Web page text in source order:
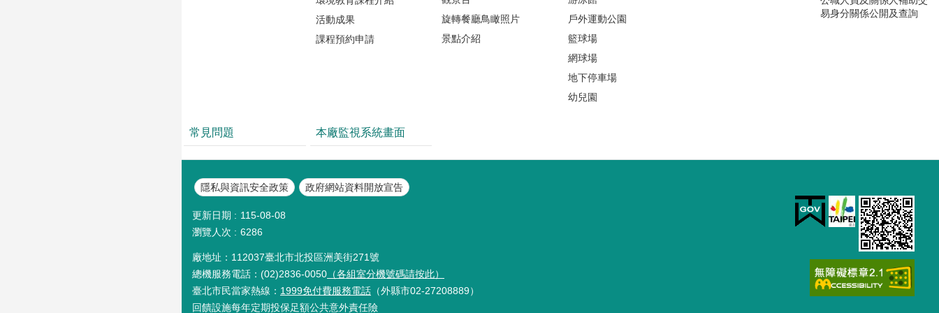
活動成果
課程預約申請
旋轉餐廳鳥瞰照片
景點介紹
戶外運動公園
籃球場
網球場
地下停車場
幼兒園
易身分關係公開及查詢
常見問題 本廠監視系統畫面
隱私與資訊安全政策 政府網站資料開放宣告
更新日期
115-08-08
瀏覽人次
6286
廠地址：112037臺北市北投區洲美街271號
總機服務電話：(02)2836-0050 （各組室分機號碼請按此）
臺北市民當家熱線： 1999免付費服務電話 （外縣市02-27208889）
回饋設施每年定期投保足額公共意外責任險